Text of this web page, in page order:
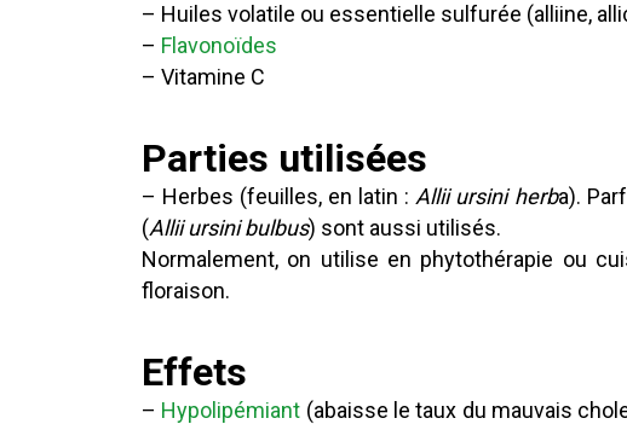
– Huiles volatile ou essentielle sulfurée (alliine,
– Flavonoïdes
– Vitamine C
Parties utilisées
– Herbes (feuilles, en latin : Allii ursini herba).
(Allii ursini bulbus) sont aussi utilisés.
Normalement, on utilise en phytothérapie ou
floraison.
Effets
– Hypolipémiant (abaisse le taux du mauvais